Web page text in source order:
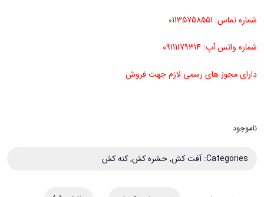
شماره تماس: 01135758551
شماره واتس آپ: 09111179314
دارای مجوز های رسمی لازم جهت فروش
ناموجود
Categories: آفت کش,حشره کش,کنه کش